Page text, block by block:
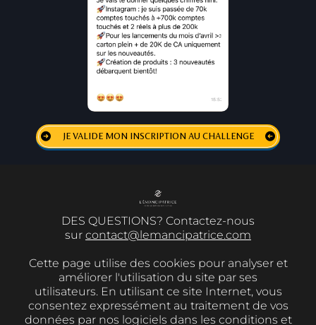
JE VALIDE MON INSCRIPTION AU CHALLENGE
DES QUESTIONS? Contactez-nous
sur contact@lemancipatrice.com
Cette page utilise des cookies pour analyser et
améliorer l'utilisation du site par ses
utilisateurs. En utilisant ce site Internet, vous
consentez expressément au traitement de vos
données par nos logiciels dans les conditions et